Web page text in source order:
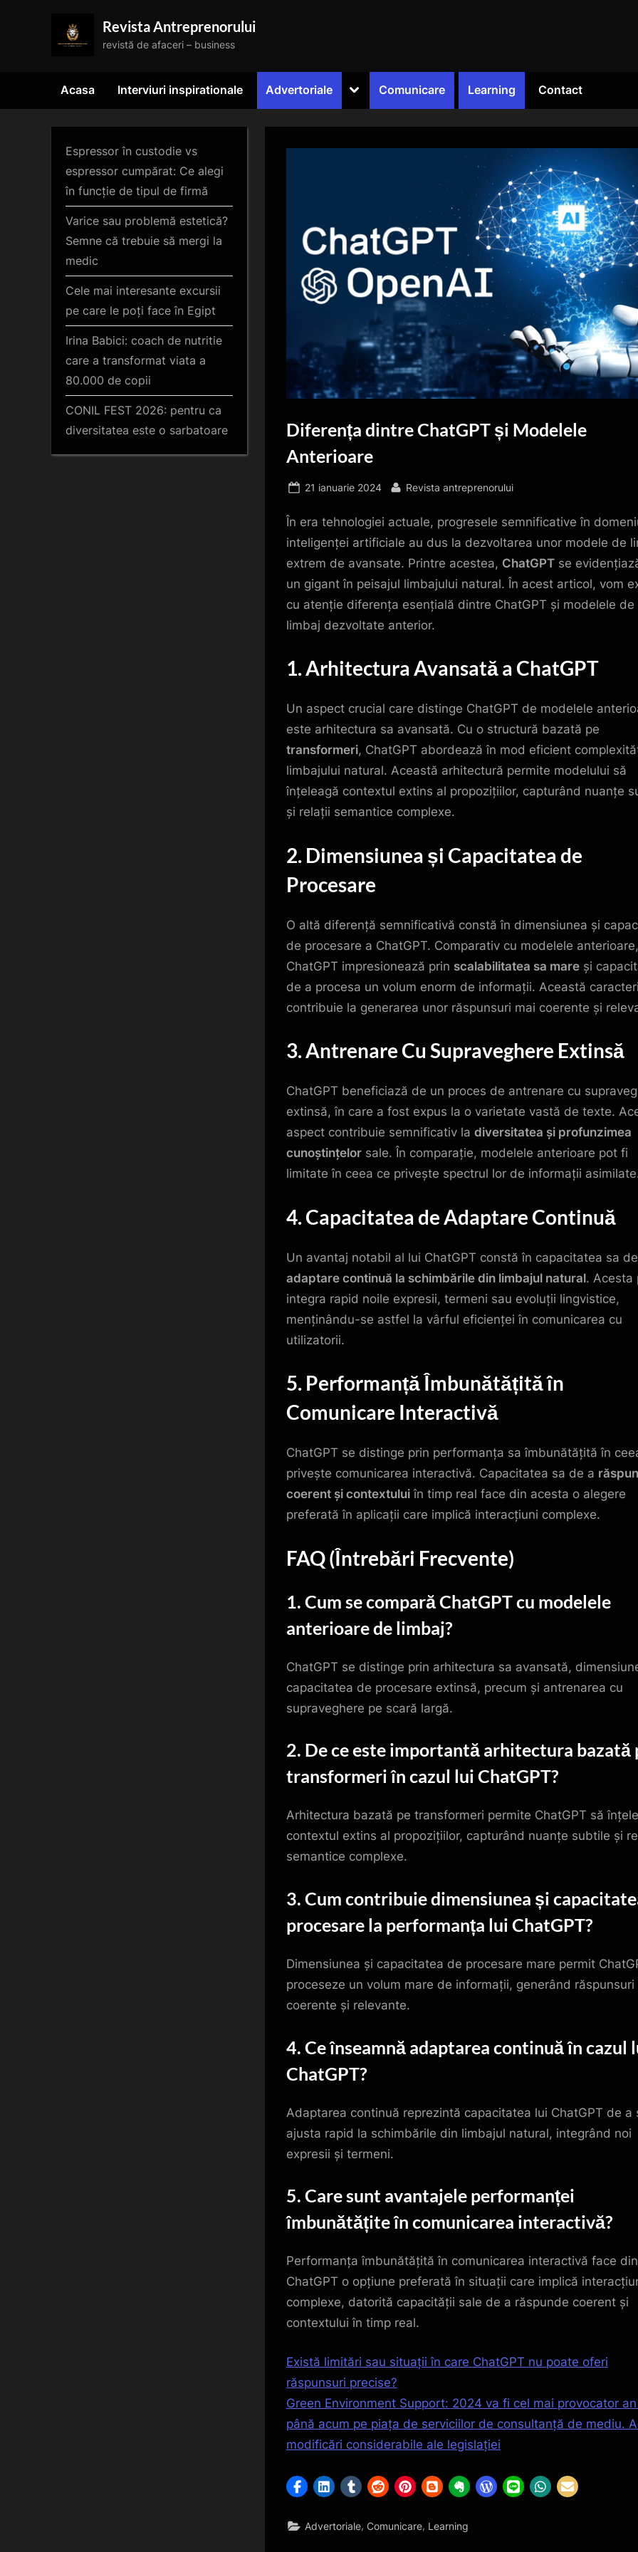
Revista Antreprenorului
revistă de afaceri – business
Acasa Interviuri inspirationale Advertoriale
Toggle
menu
Comunicare Learning Contact
Diferența dintre ChatGPT și Modelele
Anterioare
Posted
21 ianuarie 2024 By
Revista antreprenorului
În era tehnologiei actuale, progresele semnificative în
inteligenței artificiale au dus la dezvoltarea unor modele de
extrem de avansate. Printre acestea, ChatGPT se
un gigant în peisajul limbajului natural. În acest articol, vom
cu atenție diferența esențială dintre ChatGPT și modelele de
limbaj dezvoltate anterior.
1. Arhitectura Avansată a ChatGPT
Un aspect crucial care distinge ChatGPT de modelele
este arhitectura sa avansată. Cu o structură bazată pe
transformeri, ChatGPT abordează în mod eficient
limbajului natural. Această arhitectură permite modelului să
înțeleagă contextul extins al propozițiilor, capturând nuanțe
și relații semantice complexe.
2. Dimensiunea și Capacitatea de
Procesare
O altă diferență semnificativă constă în dimensiunea și
de procesare a ChatGPT. Comparativ cu modelele anterioare,
ChatGPT impresionează prin scalabilitatea sa mare și
de a procesa un volum enorm de informații. Această
contribuie la generarea unor răspunsuri mai coerente și
3. Antrenare Cu Supraveghere Extinsă
ChatGPT beneficiază de un proces de antrenare cu
extinsă, în care a fost expus la o varietate vastă de texte.
aspect contribuie semnificativ la diversitatea și profunzimea
cunoștințelor sale. În comparație, modelele anterioare pot fi
limitate în ceea ce privește spectrul lor de informații
4. Capacitatea de Adaptare Continuă
Un avantaj notabil al lui ChatGPT constă în capacitatea sa de
adaptare continuă la schimbările din limbajul natural. Acesta
integra rapid noile expresii, termeni sau evoluții lingvistice,
menținându-se astfel la vârful eficienței în comunicarea cu
utilizatorii.
5. Performanță Îmbunătățită în
Comunicare Interactivă
ChatGPT se distinge prin performanța sa îmbunătățită în
privește comunicarea interactivă. Capacitatea sa de a
coerent și contextului în timp real face din acesta o alegere
preferată în aplicații care implică interacțiuni complexe.
FAQ (Întrebări Frecvente)
1. Cum se compară ChatGPT cu modelele
anterioare de limbaj?
ChatGPT se distinge prin arhitectura sa avansată,
capacitatea de procesare extinsă, precum și antrenarea cu
supraveghere pe scară largă.
2. De ce este importantă arhitectura bazată
transformeri în cazul lui ChatGPT?
Arhitectura bazată pe transformeri permite ChatGPT să
contextul extins al propozițiilor, capturând nuanțe subtile și
semantice complexe.
3. Cum contribuie dimensiunea și
procesare la performanța lui ChatGPT?
Dimensiunea și capacitatea de procesare mare permit
proceseze un volum mare de informații, generând răspunsuri
coerente și relevante.
4. Ce înseamnă adaptarea continuă în cazul
ChatGPT?
Adaptarea continuă reprezintă capacitatea lui ChatGPT de a
ajusta rapid la schimbările din limbajul natural, integrând noi
expresii și termeni.
5. Care sunt avantajele performanței
îmbunătățite în comunicarea interactivă?
Performanța îmbunătățită în comunicarea interactivă face din
ChatGPT o opțiune preferată în situații care implică
complexe, datorită capacității sale de a răspunde coerent și
contextului în timp real.
Există limitări sau situații în care ChatGPT nu poate oferi
răspunsuri precise?
Green Environment Support: 2024 va fi cel mai provocator
până acum pe piața de serviciilor de consultanță de mediu.
modificări considerabile ale legislației
Advertoriale, Comunicare, Learning
Espressor în custodie vs
espressor cumpărat: Ce alegi
în funcție de tipul de firmă
Varice sau problemă estetică?
Semne că trebuie să mergi la
medic
Cele mai interesante excursii
pe care le poți face în Egipt
Irina Babici: coach de nutritie
care a transformat viata a
80.000 de copii
CONIL FEST 2026: pentru ca
diversitatea este o sarbatoare